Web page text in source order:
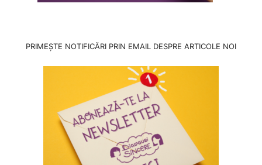
PRIMEȘTE NOTIFICĂRI PRIN EMAIL DESPRE ARTICOLE NOI